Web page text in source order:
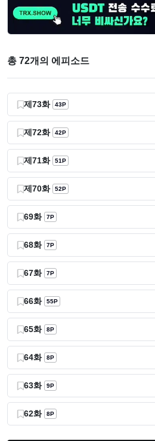
총 72개의 에피소드
제73화 43P
제72화 42P
제71화 51P
제70화 52P
69화 7P
68화 7P
67화 7P
66화 55P
65화 8P
64화 8P
63화 9P
62화 8P